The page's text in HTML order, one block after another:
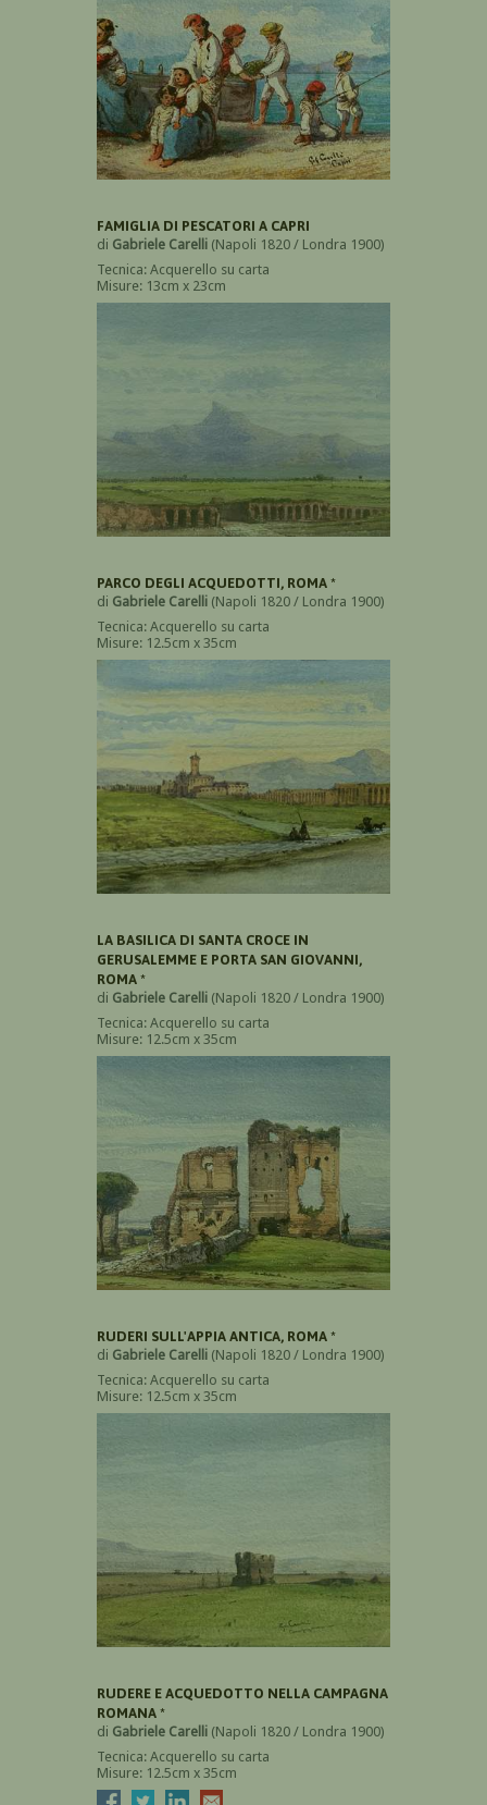
FAMIGLIA DI PESCATORI A CAPRI
di Gabriele Carelli (Napoli 1820 / Londra 1900)
Tecnica: Acquerello su carta
Misure: 13cm x 23cm
PARCO DEGLI ACQUEDOTTI, ROMA *
di Gabriele Carelli (Napoli 1820 / Londra 1900)
Tecnica: Acquerello su carta
Misure: 12.5cm x 35cm
LA BASILICA DI SANTA CROCE IN
GERUSALEMME E PORTA SAN GIOVANNI,
ROMA *
di Gabriele Carelli (Napoli 1820 / Londra 1900)
Tecnica: Acquerello su carta
Misure: 12.5cm x 35cm
RUDERI SULL'APPIA ANTICA, ROMA *
di Gabriele Carelli (Napoli 1820 / Londra 1900)
Tecnica: Acquerello su carta
Misure: 12.5cm x 35cm
RUDERE E ACQUEDOTTO NELLA CAMPAGNA
ROMANA *
di Gabriele Carelli (Napoli 1820 / Londra 1900)
Tecnica: Acquerello su carta
Misure: 12.5cm x 35cm